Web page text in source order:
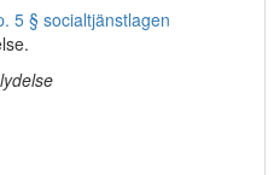
5 § socialtjänstlagen